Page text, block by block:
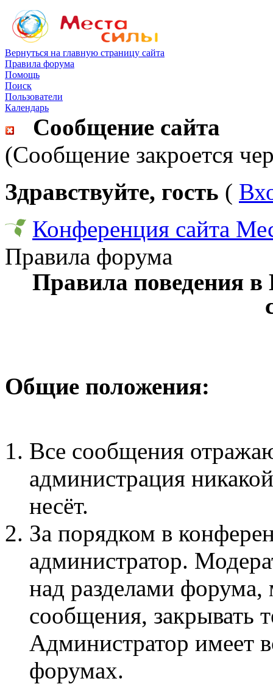
Вернуться на главную страницу сайта
Правила форума
Помощь
Поиск
Пользователи
Календарь
Сообщение сайта
(Сообщение закроется
Здравствуйте, гость (
Конференция сайта
Правила форума
Правила поведения
Общие положения:
Все сообщения
администрация
несёт.
За порядком в
администратор.
над разделами форума,
сообщения, закрывать
Администратор имеет
форумах.